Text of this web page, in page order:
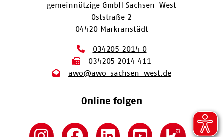
gemeinnützige GmbH Sachsen-West
Oststraße 2
04420 Markranstädt
034205 2014 0
034205 2014 411
awo@awo-sachsen-west.de
Online folgen